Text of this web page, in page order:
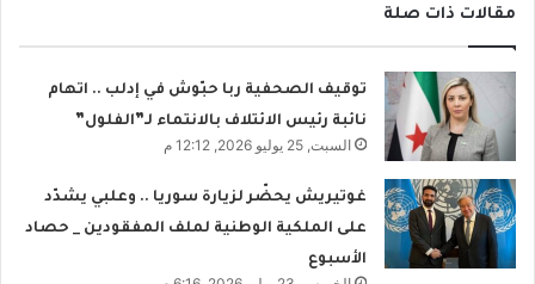
مقالات ذات صلة
توقيف الصحفية ربا حبّوش في إدلب .. اتهام
نائبة رئيس الائتلاف بالانتماء لـ”الفلول”
السبت, 25 يوليو 2026, 12:12 م
غوتيريش يحضّر لزيارة سوريا .. وعلبي يشدّد
على الملكية الوطنية لملف المفقودين _ حصاد
الأسبوع